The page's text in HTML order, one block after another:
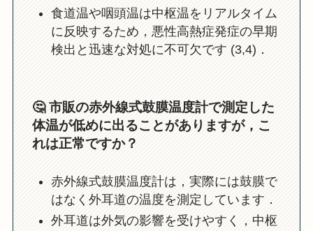
食道温や咽頭温は中枢温をリアルタイム
に反映するため，悪性高熱症発症の早期
検出と迅速な対処に不可欠です (3,4)．
🤔市販の赤外線式鼓膜温度計で測定した
体温が低めに出ることがありますが，こ
れは正常ですか？
赤外線式鼓膜温度計は，実際には鼓膜で
はなく外耳道の温度を測定しています．
外耳道は外気の影響を受けやすく，中枢